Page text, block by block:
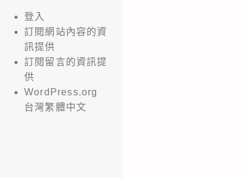
登入
訂閱網站內容的資
訊提供
訂閱留言的資訊提
供
WordPress.org
台灣繁體中文